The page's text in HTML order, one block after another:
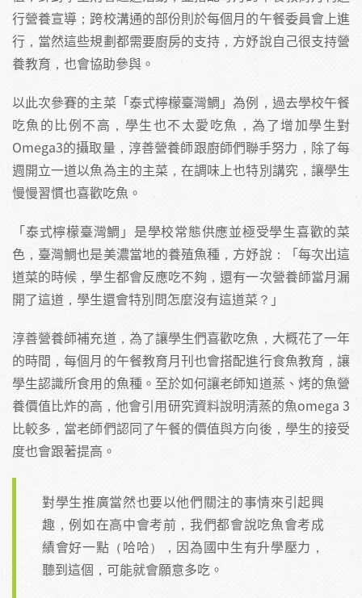
行營養宣導；跨校溝通的部份則於每個月的午餐委員會上進
行，當然這些規劃都需要廚房的支持，方妤說自己很支持營
養教育，也會協助參與。
以此次參賽的主菜「泰式檸檬臺灣鯛」為例，過去學校午餐
吃魚的比例不高，學生也不太愛吃魚，為了增加學生對
Omega3的攝取量，淳善營養師跟廚師們聯手努力，除了每
週開立一道以魚為主的主菜，在調味上也特別講究，讓學生
慢慢習慣也喜歡吃魚。
「泰式檸檬臺灣鯛」是學校常態供應並極受學生喜歡的菜
色，臺灣鯛也是美濃當地的養殖魚種，方妤說：「每次出這
道菜的時候，學生都會反應吃不夠，還有一次營養師當月漏
開了這道，學生還會特別問怎麼沒有這道菜？」
淳善營養師補充道，為了讓學生們喜歡吃魚，大概花了一年
的時間，每個月的午餐教育月刊也會搭配進行食魚教育，讓
學生認識所食用的魚種。至於如何讓老師知道蒸、烤的魚營
養價值比炸的高，他會引用研究資料說明清蒸的魚omega 3
比較多，當老師們認同了午餐的價值與方向後，學生的接受
度也會跟著提高。
對學生推廣當然也要以他們關注的事情來引起興
趣，例如在高中會考前，我們都會說吃魚會考成
績會好一點（哈哈），因為國中生有升學壓力，
聽到這個，可能就會願意多吃。